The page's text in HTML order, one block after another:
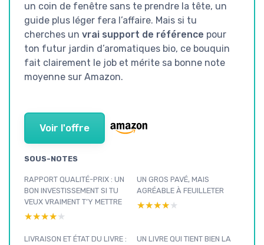
un coin de fenêtre sans te prendre la tête, un
guide plus léger fera l’affaire. Mais si tu
cherches un vrai support de référence pour
ton futur jardin d’aromatiques bio, ce bouquin
fait clairement le job et mérite sa bonne note
moyenne sur Amazon.
Voir l'offre
SOUS-NOTES
RAPPORT QUALITÉ-PRIX : UN
BON INVESTISSEMENT SI TU
VEUX VRAIMENT T’Y METTRE
★★★★★
★★★★★
UN GROS PAVÉ, MAIS
AGRÉABLE À FEUILLETER
★★★★★
★★★★★
LIVRAISON ET ÉTAT DU LIVRE :
UN LIVRE QUI TIENT BIEN LA